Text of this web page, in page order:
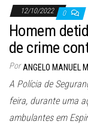
12/10/2022 0
Homem
de crime
Por ANGELO MANUEL
A Polícia de
feira, durante uma
ambulantes em